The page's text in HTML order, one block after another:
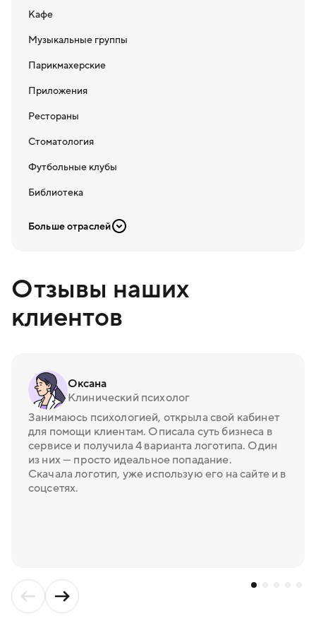
Кафе
Музыкальные группы
Парикмахерские
Приложения
Рестораны
Стоматология
Футбольные клубы
Библиотека
Больше отраслей
Отзывы наших
клиентов
Оксана
Клинический психолог
Занимаюсь психологией, открыла свой кабинет
для помощи клиентам. Описала суть бизнеса в
сервисе и получила 4 варианта логотипа. Один
из них — просто идеальное попадание.
Скачала логотип, уже использую его на сайте и в
соцсетях.